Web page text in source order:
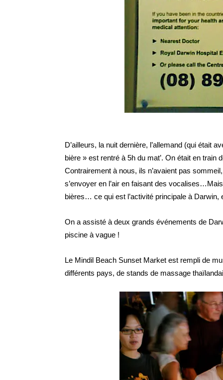
D’ailleurs, la nuit dernière, l’allemand (qui était
bière » est rentré à 5h du mat’. On était en train
Contrairement à nous, ils n’avaient pas
s’envoyer en l’air en faisant des
bières… ce qui est l’activité principale à Darwin,
On a assisté à deux grands événements de
piscine à vague !
Le Mindil Beach Sunset Market est rempli de
différents pays, de stands de massage